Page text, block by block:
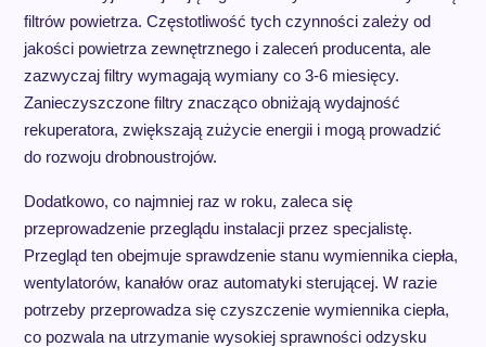
filtrów powietrza. Częstotliwość tych czynności zależy od
jakości powietrza zewnętrznego i zaleceń producenta, ale
zazwyczaj filtry wymagają wymiany co 3-6 miesięcy.
Zanieczyszczone filtry znacząco obniżają wydajność
rekuperatora, zwiększają zużycie energii i mogą prowadzić
do rozwoju drobnoustrojów.
Dodatkowo, co najmniej raz w roku, zaleca się
przeprowadzenie przeglądu instalacji przez specjalistę.
Przegląd ten obejmuje sprawdzenie stanu wymiennika ciepła,
wentylatorów, kanałów oraz automatyki sterującej. W razie
potrzeby przeprowadza się czyszczenie wymiennika ciepła,
co pozwala na utrzymanie wysokiej sprawności odzysku